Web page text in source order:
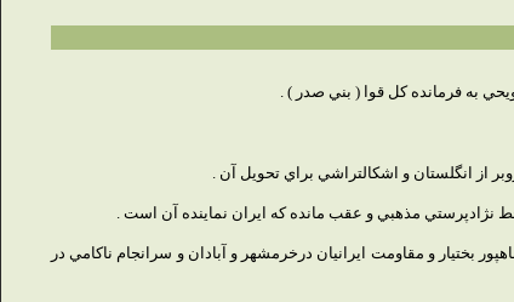
از انگلستان و اشكالتراشي براي تحويل آن .
مذهبي و عقب مانده كه ايران نماينده آن است .
بختيار و مقاومت ايرانيان درخرمشهر و آبادان و سرانجام ناكامي در